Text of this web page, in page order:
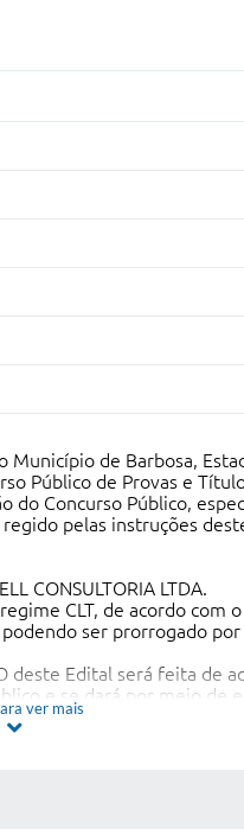
Município de Barbosa,
Público de Provas e
Concurso Público,
pelas instruções
CONSULTORIA LTDA.
CLT, de acordo com
ser prorrogado por
deste Edital será feita de
e se dará por meio
como no site:
Edital.
e horários da
publicações no site:
ver mais